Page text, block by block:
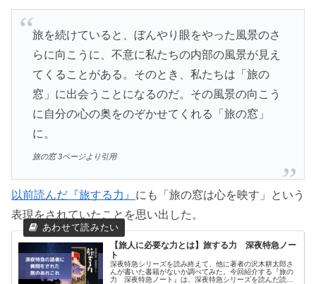
旅を続けていると、ぼんやり眼をやった風景のさ
らに向こうに、不意に私たちの内部の風景が見え
てくることがある。そのとき、私たちは「旅の
窓」に出会うことになるのだ。その風景の向こう
に自分の心の奥をのぞかせてくれる「旅の窓」
に。
旅の窓 3ページより引用
以前読んだ『旅する力』 にも「旅の窓は心を映す」という
表現をされていたことを思い出した。
【旅人に必要な力とは】旅する力 深夜特急ノー
ト
深夜特急シリーズを読み終えて、他に著者の沢木耕太郎さ
んが書いた書籍がないか調べてみた。今回紹介する『旅の
力 深夜特急ノート』は、深夜特急シリーズを読んだ読者